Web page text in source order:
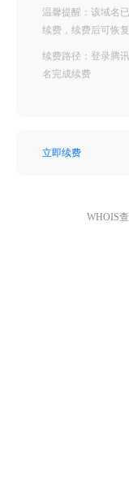
温馨提醒：该域名
续费，续费后可恢
续费路径：登录腾
名完成续费
立即续费
WHOIS